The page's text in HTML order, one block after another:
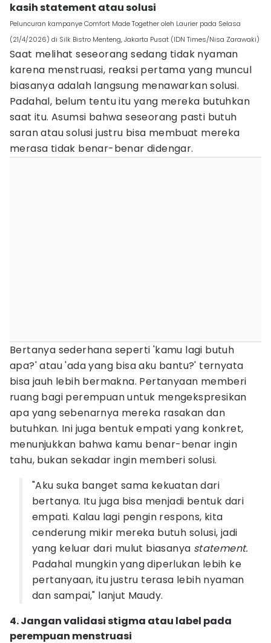
kasih statement atau solusi
Peluncuran kampanye Comfort Made Together oleh Laurier pada Selasa
(21/4/2026) di Silk Bistro Menteng, Jakarta Pusat (IDN Times/Nisa Zarawaki)
Saat melihat seseorang sedang tidak nyaman
karena menstruasi, reaksi pertama yang muncul
biasanya adalah langsung menawarkan solusi.
Padahal, belum tentu itu yang mereka butuhkan
saat itu. Asumsi bahwa seseorang pasti butuh
saran atau solusi justru bisa membuat mereka
merasa tidak benar-benar didengar.
Bertanya sederhana seperti 'kamu lagi butuh
apa?' atau 'ada yang bisa aku bantu?' ternyata
bisa jauh lebih bermakna. Pertanyaan memberi
ruang bagi perempuan untuk mengekspresikan
apa yang sebenarnya mereka rasakan dan
butuhkan. Ini juga bentuk empati yang konkret,
menunjukkan bahwa kamu benar-benar ingin
tahu, bukan sekadar ingin memberi solusi.
"Aku suka banget sama kekuatan dari
bertanya. Itu juga bisa menjadi bentuk dari
empati. Kalau lagi pengin respons, kita
cenderung mikir mereka butuh solusi, jadi
yang keluar dari mulut biasanya statement.
Padahal mungkin yang diperlukan lebih ke
pertanyaan, itu justru terasa lebih nyaman
dan sampai," lanjut Maudy.
4. Jangan validasi stigma atau label pada
perempuan menstruasi